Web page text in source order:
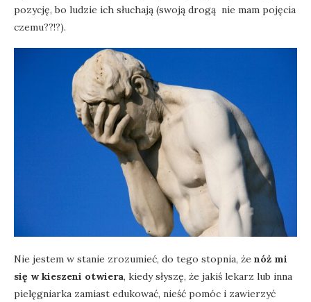
pozycję, bo ludzie ich słuchają (swoją drogą nie mam pojęcia
czemu??!?).
Nie jestem w stanie zrozumieć, do tego stopnia, że nóż mi
się w kieszeni otwiera, kiedy słyszę, że jakiś lekarz lub inna
pielęgniarka zamiast edukować, nieść pomóc i zawierzyć